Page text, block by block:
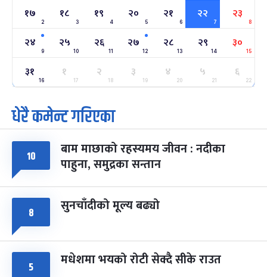
सोम
अन्तराष्ट्रिय नारी दिवस
फाल्गुन २४, २०८३- Mar 8, 2027
७ महिना बाँकी
२५
मंगल
ग्याल्पो ल्होसार
फाल्गुन २५, २०८३ Mar 9, 2027
७ महिना बाँकी
७
आइत
पूर्णिमा व्रत
चैत्र ७, २०८३-Mar 21, 2027
८ फागुपूर्णिमा
चैत्र ८, २०८३-Mar 22, 2027
७ महिना बाँकी
१७
2
१८
3
१९
4
२०
5
२१
6
२२
7
२३
8
२४
9
२५
10
२६
11
२७
12
२८
13
२९
14
३०
15
३१
16
१
17
२
18
३
19
४
20
५
21
६
22
धेरै कमेन्ट गरिएका
१० बाम माछाको रहस्यमय जीवन : नदीका
पाहुना, समुद्रका सन्तान
८ सुनचाँदीको मूल्य बढ्यो
५ मधेशमा भयको रोटी सेक्दै सीके राउत